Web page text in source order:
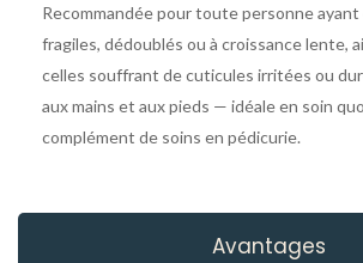
Avantages
Recommandée pour toute personne ayant
fragiles, dédoublés ou à croissance lente,
celles souffrant de cuticules irritées ou
aux mains et aux pieds — idéale en soin
complément de soins en pédicurie.